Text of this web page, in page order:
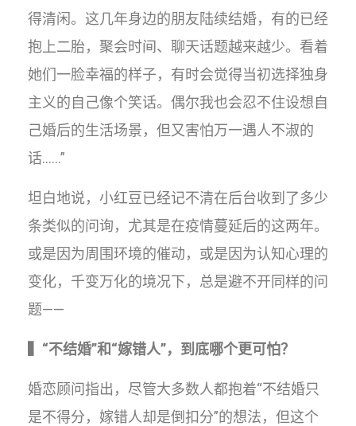
得清闲。这几年身边的朋友陆续结婚，有的已经
抱上二胎，聚会时间、聊天话题越来越少。看着
她们一脸幸福的样子，有时会觉得当初选择独身
主义的自己像个笑话。偶尔我也会忍不住设想自
己婚后的生活场景，但又害怕万一遇人不淑的
话……”
坦白地说，小红豆已经记不清在后台收到了多少
条类似的问询，尤其是在疫情蔓延后的这两年。
或是因为周围环境的催动，或是因为认知心理的
变化，千变万化的境况下，总是避不开同样的问
题——
▍“不结婚”和“嫁错人”，到底哪个更可怕？
婚恋顾问指出，尽管大多数人都抱着“不结婚只
是不得分，嫁错人却是倒扣分”的想法，但这个